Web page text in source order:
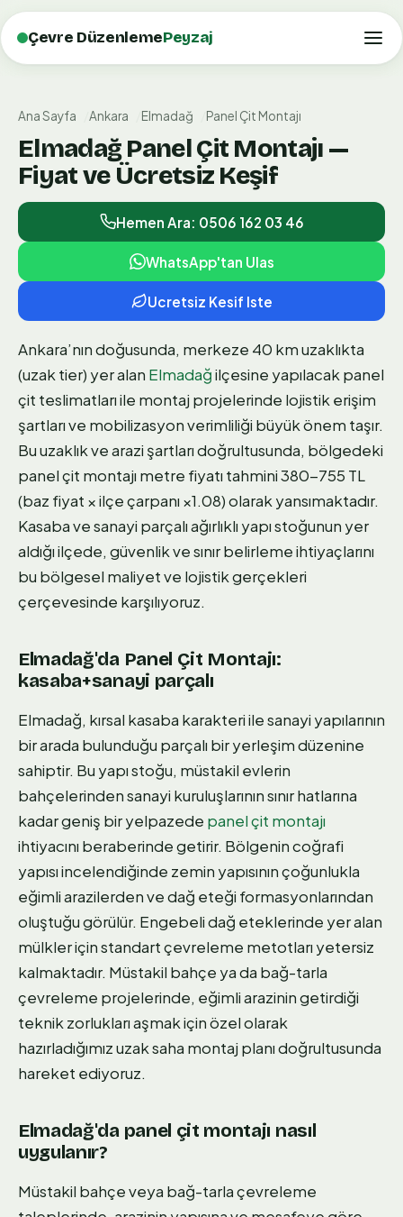
Çevre DüzenlemePeyzaj
Ana Sayfa Ankara Elmadağ Panel Çit Montajı
Elmadağ Panel Çit Montajı —
Fiyat ve Ücretsiz Keşif
Hemen Ara: 0506 162 03 46
WhatsApp'tan Ulas
Ucretsiz Kesif Iste
Ankara’nın doğusunda, merkeze 40 km uzaklıkta
(uzak tier) yer alan Elmadağilçesine yapılacak panel
çit teslimatları ile montaj projelerinde lojistik erişim
şartları ve mobilizasyon verimliliği büyük önem taşır.
Bu uzaklık ve arazi şartları doğrultusunda, bölgedeki
panel çit montajı metre fiyatı tahmini 380-755 TL
(baz fiyat × ilçe çarpanı ×1.08) olarak yansımaktadır.
Kasaba ve sanayi parçalı ağırlıklı yapı stoğunun yer
aldığı ilçede, güvenlik ve sınır belirleme ihtiyaçlarını
bu bölgesel maliyet ve lojistik gerçekleri
çerçevesinde karşılıyoruz.
Elmadağ'da Panel Çit Montajı:
kasaba+sanayi parçalı
Elmadağ, kırsal kasaba karakteri ile sanayi yapılarının
bir arada bulunduğu parçalı bir yerleşim düzenine
sahiptir. Bu yapı stoğu, müstakil evlerin
bahçelerinden sanayi kuruluşlarının sınır hatlarına
kadar geniş bir yelpazede panel çit montajı
ihtiyacını beraberinde getirir. Bölgenin coğrafi
yapısı incelendiğinde zemin yapısının çoğunlukla
eğimli arazilerden ve dağ eteği formasyonlarından
oluştuğu görülür. Engebeli dağ eteklerinde yer alan
mülkler için standart çevreleme metotları yetersiz
kalmaktadır. Müstakil bahçe ya da bağ-tarla
çevreleme projelerinde, eğimli arazinin getirdiği
teknik zorlukları aşmak için özel olarak
hazırladığımız uzak saha montaj planı doğrultusunda
hareket ediyoruz.
Elmadağ'da panel çit montajı nasıl
uygulanır?
Müstakil bahçe veya bağ-tarla çevreleme